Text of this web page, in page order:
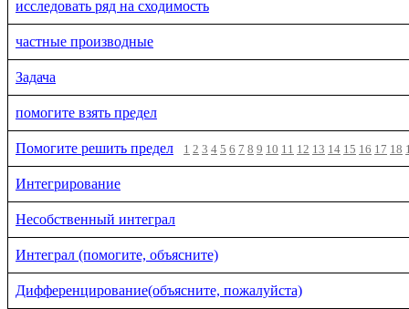
исследовать ряд на сходимость
частные производные
Задача
помогите взять предел
Помогите решить предел 1 2 3 4 5 6 7 8 9 10 11 12 13 14 15 16 17 18
Интегрирование
Несобственный интеграл
Интеграл (помогите, объясните)
Дифференцирование(объясните, пожалуйста)